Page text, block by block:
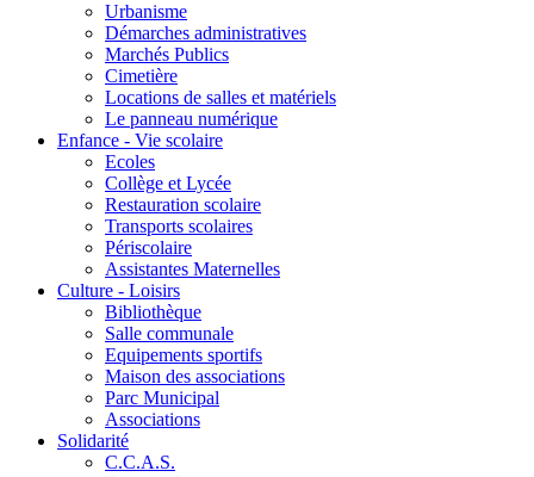
Urbanisme
Démarches administratives
Marchés Publics
Cimetière
Locations de salles et matériels
Le panneau numérique
Enfance - Vie scolaire
Ecoles
Collège et Lycée
Restauration scolaire
Transports scolaires
Périscolaire
Assistantes Maternelles
Culture - Loisirs
Bibliothèque
Salle communale
Equipements sportifs
Maison des associations
Parc Municipal
Associations
Solidarité
C.C.A.S.